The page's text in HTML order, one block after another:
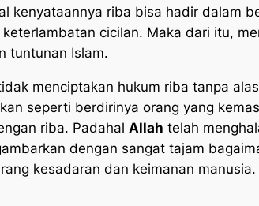
kenyataannya riba bisa hadir dalam
cicilan. Maka dari itu,
tuntunan Islam.
menciptakan hukum riba tanpa
seperti berdirinya orang yang
riba. Padahal Allah telah
dengan sangat tajam
kesadaran dan keimanan manusia.